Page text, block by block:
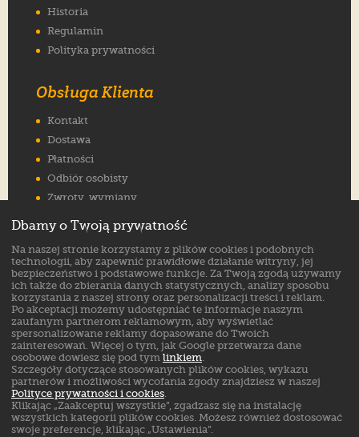
Historia
Regulamin
Polityka prywatności
Obsługa Klienta
Kontakt
Dostawa
Płatności
Odbiór osobisty
Zwroty, wymiany
Jak wybrać rozmiar
FAQ
Znajdź nas na:
Dbamy o Twoją prywatność
Na naszej stronie korzystamy z plików cookies i podobnych
technologii, aby zapewnić prawidłowe działanie witryny, jej
bezpieczeństwo i podstawowe funkcje. Za Twoją zgodą używamy
ich także do zbierania danych statystycznych, analizy sposobu
korzystania z naszej strony oraz personalizacji treści i reklam.
Po akceptacji możemy udostępniać te informacje naszym
zaufanym partnerom reklamowym, aby wyświetlać
spersonalizowane reklamy dopasowane do Twoich
zainteresowań. Więcej o tym, jak Google przetwarza dane
osobowe dowiesz się pod tym linkiem.
Szczegóły dotyczące stosowanych plików cookies, wykazu
partnerów i możliwości wycofania zgody znajdziesz w naszej
Polityce prywatności i cookies.
Klikając „Zaakceptuj wszystkie”, zgadzasz się na instalację
wszystkich kategorii plików cookies. Możesz również dostosować
swoje preferencje, klikając „Ustawienia”.